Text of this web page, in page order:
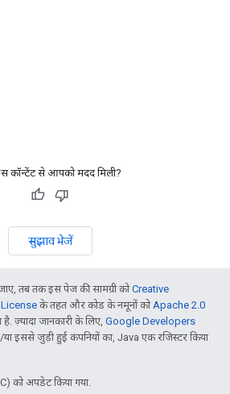
कॉन्टेंट से आपको मदद मिली?
सुझाव भेजें
तब तक इस पेज की सामग्री कोCreative
के तहत और कोड के नमूनों कोApache 2.0
ज़्यादा जानकारी के लिए, Google Developers
इससे जुड़ी हुई कंपनियों का, Java एक रजिस्टर किया
को अपडेट किया गया.